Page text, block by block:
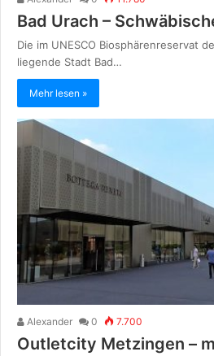
Bad Urach –
Die im UNESCO Biosphärenreservat
liegende Stadt Bad…
Mehr lesen »
Alexander 0 7.700
Outletcity Metzingen –